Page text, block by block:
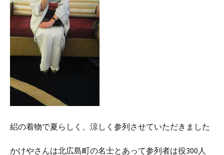
絽の着物で夏らしく、涼しく参列させていただきました
かけやさんは北広島町の名士とあって参列者は役300人